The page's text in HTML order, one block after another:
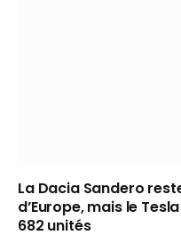
La Dacia Sandero
d’Europe, mais le
682 unités